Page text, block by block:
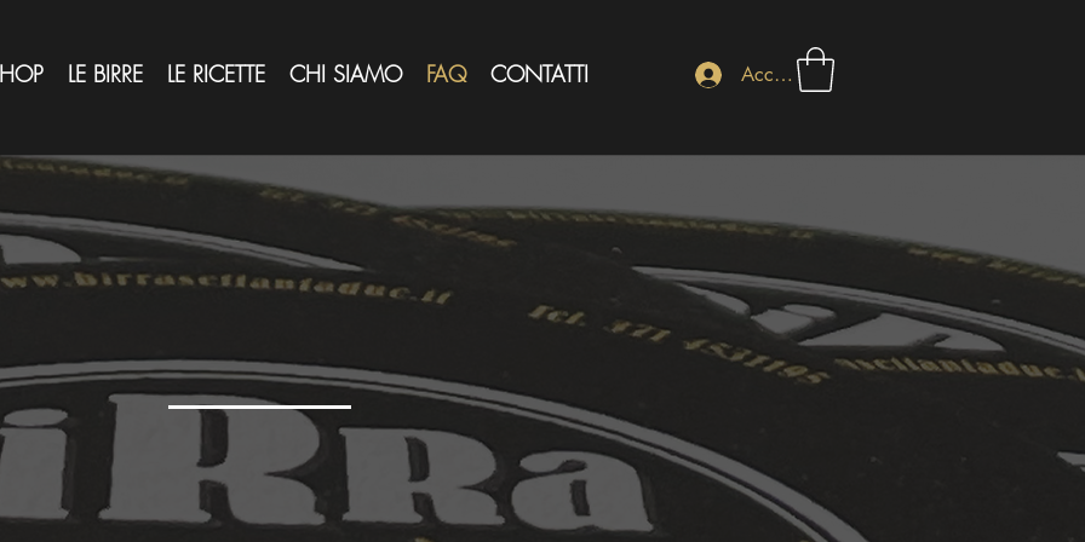
LE BIRRE LE RICETTE CHI SIAMO FAQ CONTATTI Accedi
F.A.Q.
Come possiamo aiutarti?